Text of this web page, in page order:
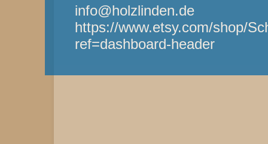
info@holzlinden.de
https://www.etsy.com/shop/
ref=dashboard-header